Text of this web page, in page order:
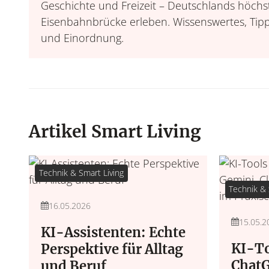
Geschichte und Freizeit – Deutschlands
Eisenbahnbrücke erleben. Wissenswertes,
und Einordnung.
Artikel Smart Living
Technik & Smart Living
16.05.2026
KI-Assistenten: Echte
Perspektive für Alltag
Technik &
KI-